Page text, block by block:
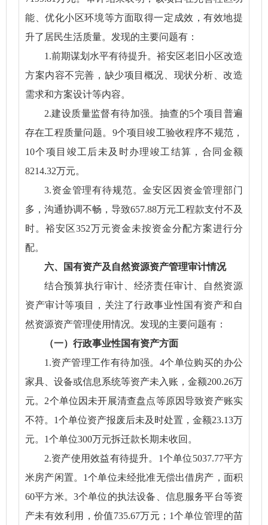
能、优化小区环境等方面取得一定成效，有效地提
升了居民生活质量。发现的主要问题有：
1.前期谋划水平有待提升。裕安区老旧小区改造
方案内容不完善，缺少项目概况、现状分析、改造
需求和方案设计等内容。
2.建设质量监督有待加强。抽查的5个项目普遍
存在工程质量问题。9个项目竣工验收程序不规范，
10个项目竣工后未及时办理竣工结算，合同金额
8214.32万元。
3.资金管理有待规范。金安区因资金管理部门
多，沟通协调不畅，导致657.88万元工程款支付不及
时。裕安区352万元资金未按资金分配方案进行分
配。
六、国有资产及自然资源资产管理审计情况
结合预算执行审计、经济责任审计、自然资源
资产审计等项目，关注了行政事业性国有资产和自
然资源资产管理使用情况。发现的主要问题有：
（一）行政事业性国有资产方面
1.资产管理工作有待加强。4个单位购买的办公
家具、设备或信息系统等资产未入账，金额200.26万
元。2个单位因未开展清查盘点等原因导致资产账实
不符。1个单位资产报废后未及时处置，金额23.13万
元。1个单位300万元拆迁款长期未收回。
2.资产使用效益有待提升。1个单位5037.77平方
米房产闲置。1个单位未经批准无偿出借房产，面积
60平方米。3个单位的执法设备、信息服务平台等资
产未有效利用，价值735.67万元；1个单位管理的苗